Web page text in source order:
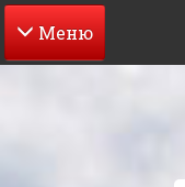
Перейти